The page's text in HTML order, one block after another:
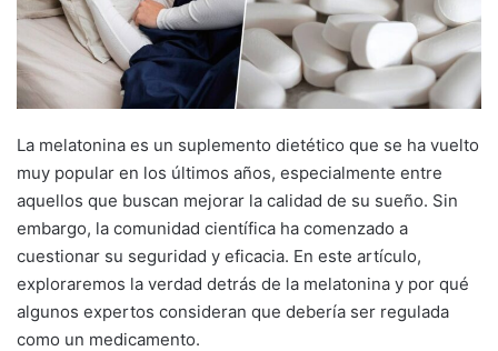
La melatonina es un suplemento dietético que se ha vuelto
muy popular en los últimos años, especialmente entre
aquellos que buscan mejorar la calidad de su sueño. Sin
embargo, la comunidad científica ha comenzado a
cuestionar su seguridad y eficacia. En este artículo,
exploraremos la verdad detrás de la melatonina y por qué
algunos expertos consideran que debería ser regulada
como un medicamento.